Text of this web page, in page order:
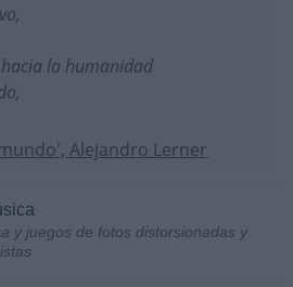
la humanidad
Alejandro Lerner
y juegos de fotos distorsionadas y